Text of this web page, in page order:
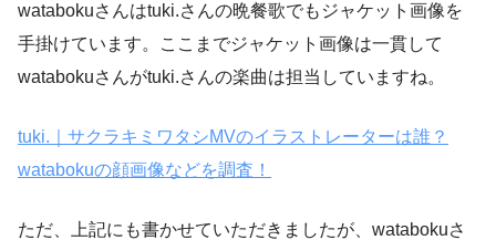
watabokuさんはtuki.さんの晩餐歌でもジャケット画像を
手掛けています。ここまでジャケット画像は一貫して
watabokuさんがtuki.さんの楽曲は担当していますね。
tuki.｜サクラキミワタシMVのイラストレーターは誰？
watabokuの顔画像などを調査！
ただ、上記にも書かせていただきましたが、watabokuさ